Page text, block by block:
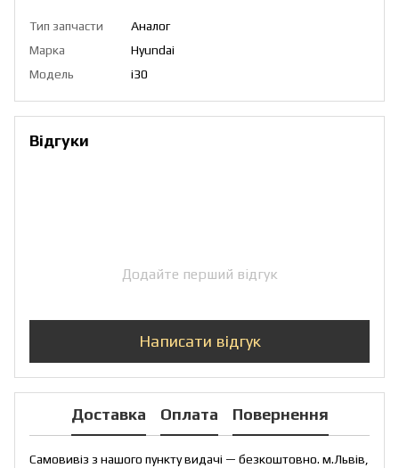
Тип запчасти
Аналог
Марка
Hyundai
Модель
i30
Відгуки
Додайте перший відгук
Написати відгук
Доставка Оплата Повернення
Самовивіз з нашого пункту видачі — безкоштовно. м.Львів,